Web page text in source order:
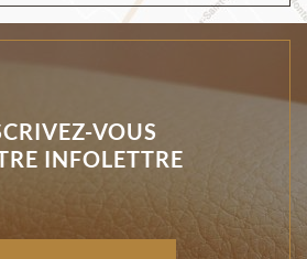
VOUS
INFOLETTRE